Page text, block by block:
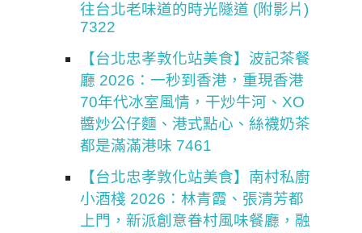
往台北老味道的時光隧道 (附影片)
7322
【台北忠孝敦化站美食】波記茶餐
廳 2026：一秒到香港，重現香港
70年代冰室風情，干炒牛河、XO
醬炒公仔麵、港式點心、絲襪奶茶
都是滿滿港味 7461
【台北忠孝敦化站美食】南村私廚
小酒棧 2026：林青霞、張清芳都
上門，新派創意眷村風味餐廳，融